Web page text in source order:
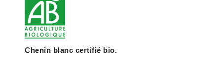
Chenin blanc certifié bio.